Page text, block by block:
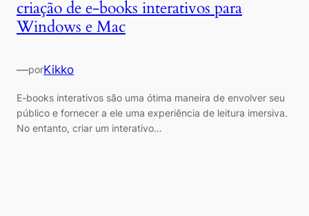
criação de e-books interativos para
Windows e Mac
—porKikko
E-books interativos são uma ótima maneira de envolver seu
público e fornecer a ele uma experiência de leitura imersiva.
No entanto, criar um interativo…